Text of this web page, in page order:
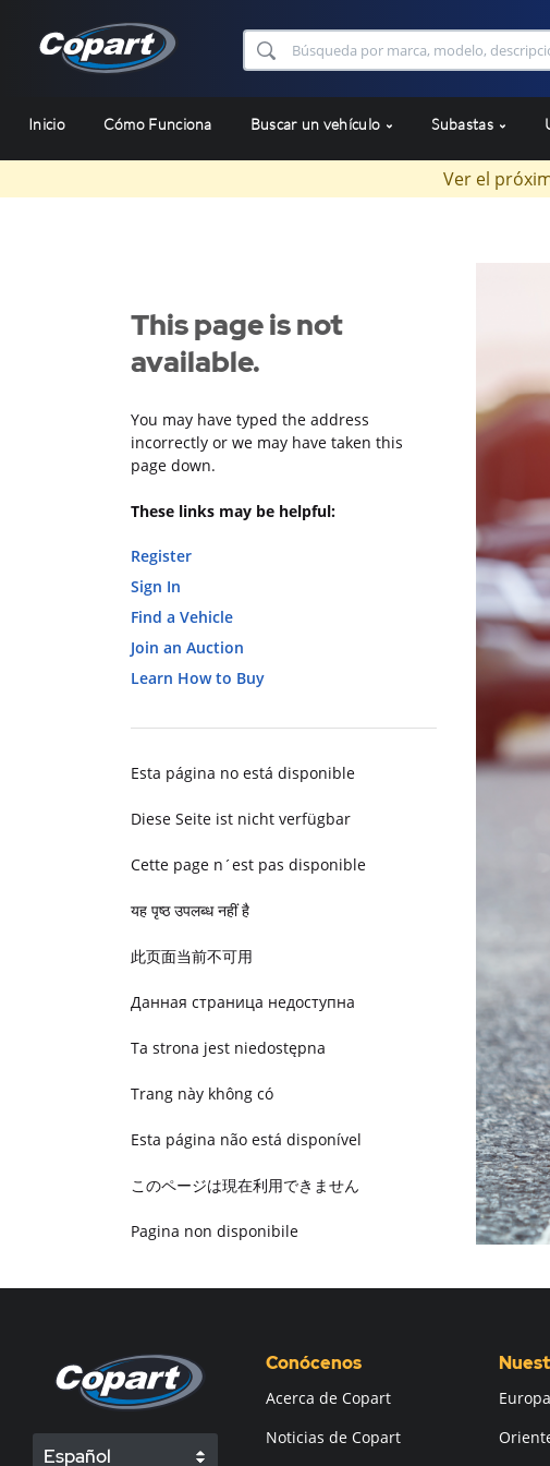
Inicio Cómo Funciona Buscar un vehículo Subastas
Ver el
This page is not
available.
You may have typed the address
incorrectly or we may have taken this
page down.
These links may be helpful:
Register
Sign In
Find a Vehicle
Join an Auction
Learn How to Buy
Esta página no está disponible
Diese Seite ist nicht verfügbar
Cette page n´est pas disponible
यह पृष्ठ उपलब्ध नहीं है
此页面当前不可用
Данная страница недоступна
Ta strona jest niedostępna
Trang này không có
Esta página não está disponível
このページは現在利用できません
Pagina non disponibile
Español
Conócenos
Acerca de Copart
Noticias de Copart
Europa